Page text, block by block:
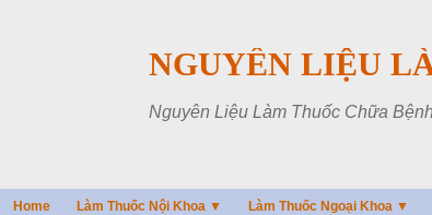
NGUYÊN LIỆU
Nguyên Liệu Làm Thuốc Chữa
Home Làm Thuốc Nội Khoa ▼ Làm Thuốc Ngoại Khoa ▼